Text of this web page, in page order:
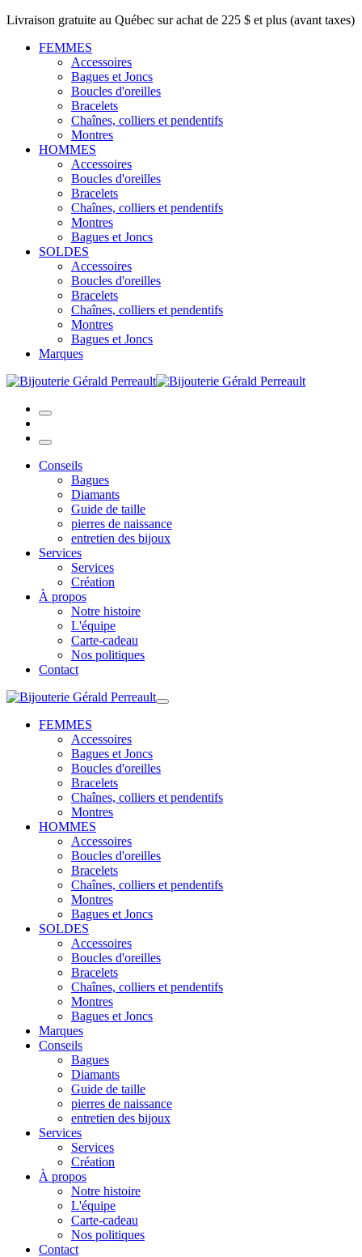
Livraison gratuite au Québec sur achat de 225 $ et plus (avant taxes)
FEMMES
Accessoires
Bagues et Joncs
Boucles d'oreilles
Bracelets
Chaînes, colliers et pendentifs
Montres
HOMMES
Accessoires
Boucles d'oreilles
Bracelets
Chaînes, colliers et pendentifs
Montres
Bagues et Joncs
SOLDES
Accessoires
Boucles d'oreilles
Bracelets
Chaînes, colliers et pendentifs
Montres
Bagues et Joncs
Marques
Conseils
Bagues
Diamants
Guide de taille
pierres de naissance
entretien des bijoux
Services
Services
Création
À propos
Notre histoire
L'équipe
Carte-cadeau
Nos politiques
Contact
FEMMES
Accessoires
Bagues et Joncs
Boucles d'oreilles
Bracelets
Chaînes, colliers et pendentifs
Montres
HOMMES
Accessoires
Boucles d'oreilles
Bracelets
Chaînes, colliers et pendentifs
Montres
Bagues et Joncs
SOLDES
Accessoires
Boucles d'oreilles
Bracelets
Chaînes, colliers et pendentifs
Montres
Bagues et Joncs
Marques
Conseils
Bagues
Diamants
Guide de taille
pierres de naissance
entretien des bijoux
Services
Services
Création
À propos
Notre histoire
L'équipe
Carte-cadeau
Nos politiques
Contact